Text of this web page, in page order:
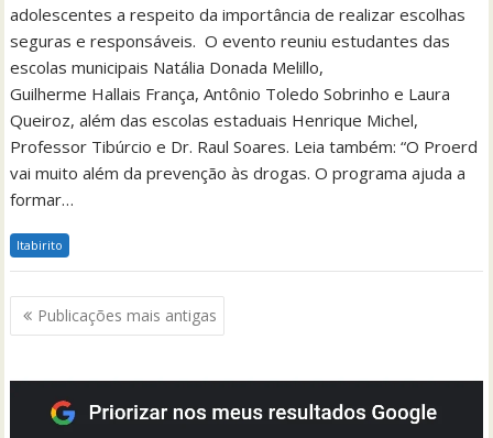
adolescentes a respeito da importância de realizar escolhas
seguras e responsáveis. O evento reuniu estudantes das
escolas municipais Natália Donada Melillo,
Guilherme Hallais França, Antônio Toledo Sobrinho e Laura
Queiroz, além das escolas estaduais Henrique Michel,
Professor Tibúrcio e Dr. Raul Soares. Leia também: “O Proerd
vai muito além da prevenção às drogas. O programa ajuda a
formar…
Itabirito
Navegação
por
Publicações mais antigas